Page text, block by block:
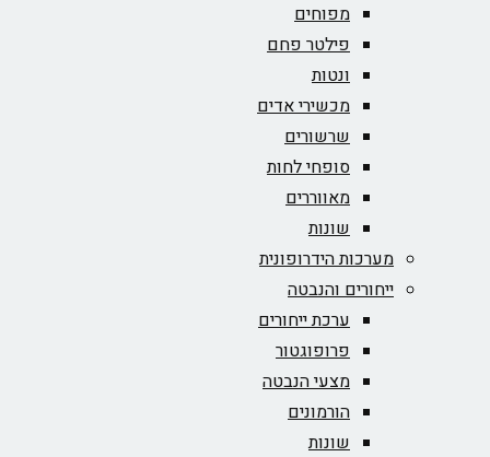
מפוחים
פילטר פחם
ונטות
מכשירי אדים
שרשורים
סופחי לחות
מאווררים
שונות
מערכות הידרופונית
ייחורים והנבטה
ערכת ייחורים
פרופוגטור
מצעי הנבטה
הורמונים
שונות